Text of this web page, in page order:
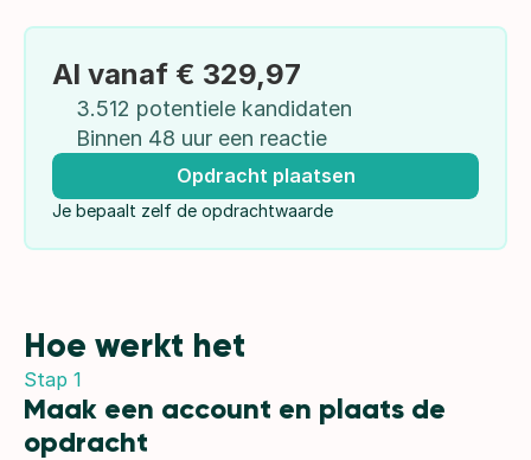
Al vanaf € 329,97
3.512 potentiele kandidaten
Binnen 48 uur een reactie
Opdracht plaatsen
Je bepaalt zelf de opdrachtwaarde
Hoe werkt het
Stap 1
Maak een account en plaats de
opdracht